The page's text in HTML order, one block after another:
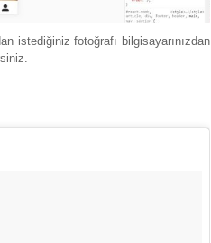
istediğiniz fotoğrafı bilgisayarınızdan